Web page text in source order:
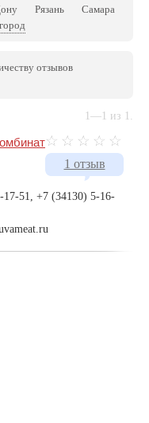
Рязань
Самара
отзывов
1—1 из 1.
1 отзыв
17-51, +7 (34130) 5-16-